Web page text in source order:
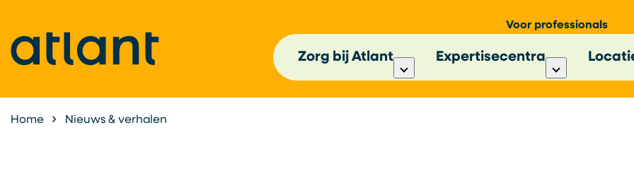
Voor professionals
Zorg bij Atlant Expertisecentra
Home Nieuws & verhalen